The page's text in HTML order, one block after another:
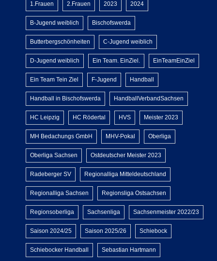
1.Frauen 2.Frauen 2023 2024
B-Jugend weiblich Bischofswerda
Butterbergschönheiten C-Jugend weiblich
D-Jugend weiblich Ein Team. EinZiel. EinTeamEinZiel
Ein Team Tein Ziel F-Jugend Handball
Handball in Bischofswerda HandballVerbandSachsen
HC Leipzig HC Rödertal HVS Meister 2023
MH Bedachungs GmbH MHV-Pokal Oberliga
Oberliga Sachsen Ostdeutscher Meister 2023
Radeberger SV Regionalliga Mitteldeutschland
Regionalliga Sachsen Regionsliga Ostsachsen
Regionsoberliga Sachsenliga Sachsenmeister 2022/23
Saison 2024/25 Saison 2025/26 Schiebock
Schiebocker Handball Sebastian Hartmann